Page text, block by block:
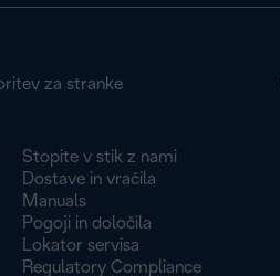
za stranke
Stopite v stik z nami
Dostave in vračila
Manuals
Pogoji in določila
Lokator servisa
Regulatory Compliance